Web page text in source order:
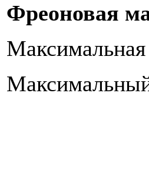
Фреоновая